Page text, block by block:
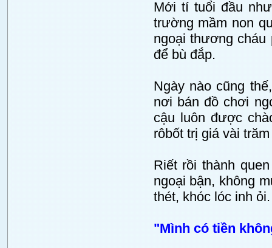
Mới tí tuổi đầu
trường mầm non
ngoại thương cháu
để bù đắp.
Ngày nào cũng
nơi bán đồ chơi
cậu luôn được
rôbốt trị giá vài
Riết rồi thành
ngoại bận, không
thét, khóc lóc inh ỏi.
"Mình có tiền